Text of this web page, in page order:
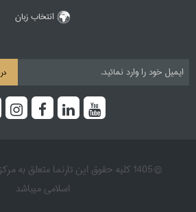
انتخاب زبان
© 1405 کلیه حقوق این تارنما متعلق به
اسلامی میباشد